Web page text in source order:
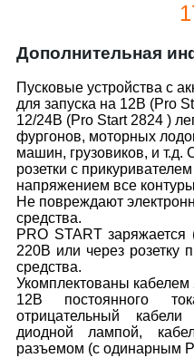
Дополнительная
Пусковые устройства с
для запуска на 12В (Pro
12/24В (Pro Start 2824 )
фургонов, моторных
машин, грузовиков, и
розетки с
напряжением все
Не повреждают
средства.
PRO START заряжается
220В или через розетку
средства.
Укомплектованы
12В постоянного
отрицательный
диодной лампой,
разъемом (с одинарным